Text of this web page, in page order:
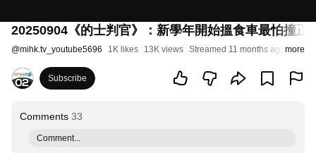
20250904《的士判官》：新學年開始搵食車最怕撞
@mihk.tv_youtube5696 1K likes 13K views Streamed 11 months ago more
Subscribe
Comments 33
Comment...